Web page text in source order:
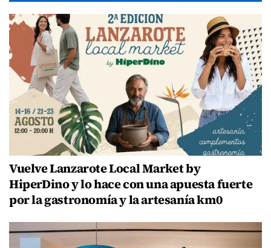
Vuelve Lanzarote Local Market by
HiperDino y lo hace con una apuesta fuerte
por la gastronomía y la artesanía km0